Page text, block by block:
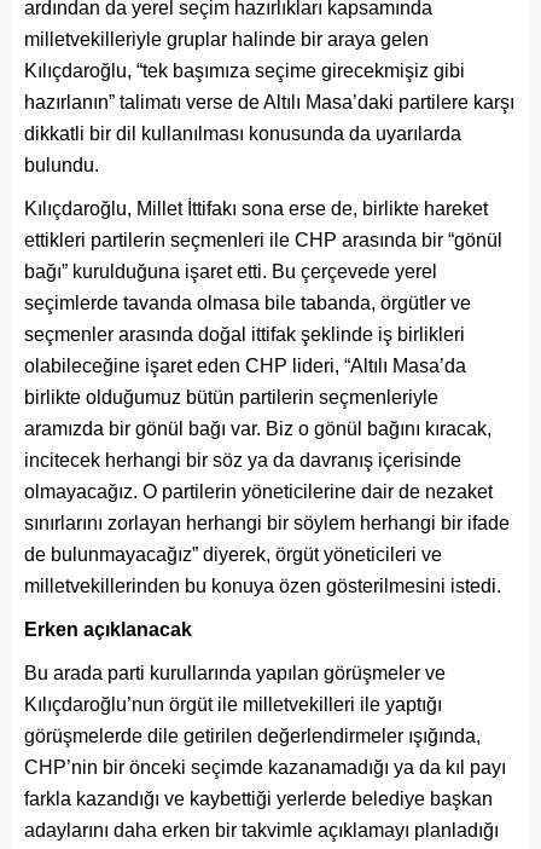
ardından da yerel seçim hazırlıkları kapsamında
milletvekilleriyle gruplar halinde bir araya gelen
Kılıçdaroğlu, “tek başımıza seçime girecekmişiz gibi
hazırlanın” talimatı verse de Altılı Masa’daki partilere karşı
dikkatli bir dil kullanılması konusunda da uyarılarda
bulundu.
Kılıçdaroğlu, Millet İttifakı sona erse de, birlikte hareket
ettikleri partilerin seçmenleri ile CHP arasında bir “gönül
bağı” kurulduğuna işaret etti. Bu çerçevede yerel
seçimlerde tavanda olmasa bile tabanda, örgütler ve
seçmenler arasında doğal ittifak şeklinde iş birlikleri
olabileceğine işaret eden CHP lideri, “Altılı Masa’da
birlikte olduğumuz bütün partilerin seçmenleriyle
aramızda bir gönül bağı var. Biz o gönül bağını kıracak,
incitecek herhangi bir söz ya da davranış içerisinde
olmayacağız. O partilerin yöneticilerine dair de nezaket
sınırlarını zorlayan herhangi bir söylem herhangi bir ifade
de bulunmayacağız” diyerek, örgüt yöneticileri ve
milletvekillerinden bu konuya özen gösterilmesini istedi.
Erken açıklanacak
Bu arada parti kurullarında yapılan görüşmeler ve
Kılıçdaroğlu’nun örgüt ile milletvekilleri ile yaptığı
görüşmelerde dile getirilen değerlendirmeler ışığında,
CHP’nin bir önceki seçimde kazanamadığı ya da kıl payı
farkla kazandığı ve kaybettiği yerlerde belediye başkan
adaylarını daha erken bir takvimle açıklamayı planladığı